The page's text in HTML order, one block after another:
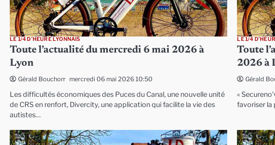
LE 1/4 D'HEURE LYONNAIS
Toute l’actualité du mercredi 6 mai 2026 à
Lyon
Gérald Bouchon mercredi 06 mai 2026 10:50
Les difficultés économiques des Puces du Canal, une nouvelle unité
de CRS en renfort, Divercity, une application qui facilite la vie des
autistes…
LE 1/4
Toute
2026 à
Gérald
«
favoriser la